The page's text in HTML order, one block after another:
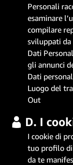
Personali
esaminare
compilare
sviluppati
Dati
gli annunci
Dati
Luogo del
Out
D. I
I cookie di
tuo profilo di
da te